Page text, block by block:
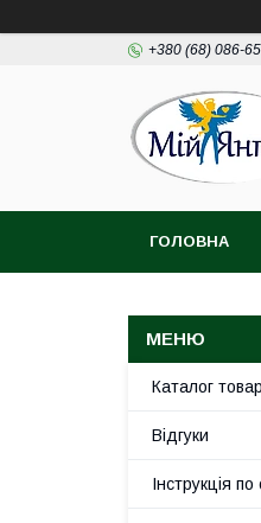
+380 (68) 086-
ГОЛОВНА
Каталог
Відгуки
Інструкція по